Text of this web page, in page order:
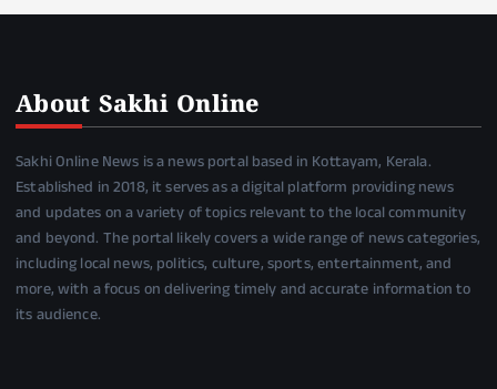
About Sakhi Online
Sakhi Online News is a news portal based in Kottayam, Kerala.
Established in 2018, it serves as a digital platform providing news
and updates on a variety of topics relevant to the local community
and beyond. The portal likely covers a wide range of news categories,
including local news, politics, culture, sports, entertainment, and
more, with a focus on delivering timely and accurate information to
its audience.